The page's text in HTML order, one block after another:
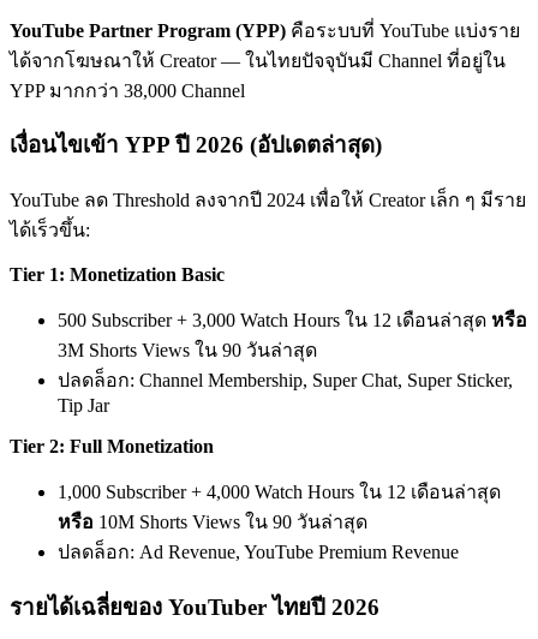
YouTube Partner Program (YPP) คือระบบที่ YouTube แบ่งราย
ได้จากโฆษณาให้ Creator — ในไทยปัจจุบันมี Channel ที่อยู่ใน
YPP มากกว่า 38,000 Channel
เงื่อนไขเข้า YPP ปี 2026 (อัปเดตล่าสุด)
YouTube ลด Threshold ลงจากปี 2024 เพื่อให้ Creator เล็ก ๆ มีราย
ได้เร็วขึ้น:
Tier 1: Monetization Basic
500 Subscriber + 3,000 Watch Hours ใน 12 เดือนล่าสุด หรือ
3M Shorts Views ใน 90 วันล่าสุด
ปลดล็อก: Channel Membership, Super Chat, Super Sticker,
Tip Jar
Tier 2: Full Monetization
1,000 Subscriber + 4,000 Watch Hours ใน 12 เดือนล่าสุด
หรือ 10M Shorts Views ใน 90 วันล่าสุด
ปลดล็อก: Ad Revenue, YouTube Premium Revenue
รายได้เฉลี่ยของ YouTuber ไทยปี 2026